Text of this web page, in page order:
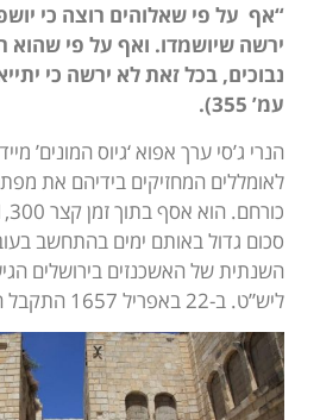
“אף על פי שאלוהים רוצה כי
ירשה שיושמדו. ואף על פי שהוא
נבוכים, בכל זאת לא ירשה כי
עמ’ 355).
הנרי ג’סי ערך אפוא ‘גיוס המונים’
לאומללים המחזיקים בידיהם את
סכום גדול באותם ימים בהתחשב
ליש”ט. ב-22 באפריל 1657 התקבל הסכום בירושלים.